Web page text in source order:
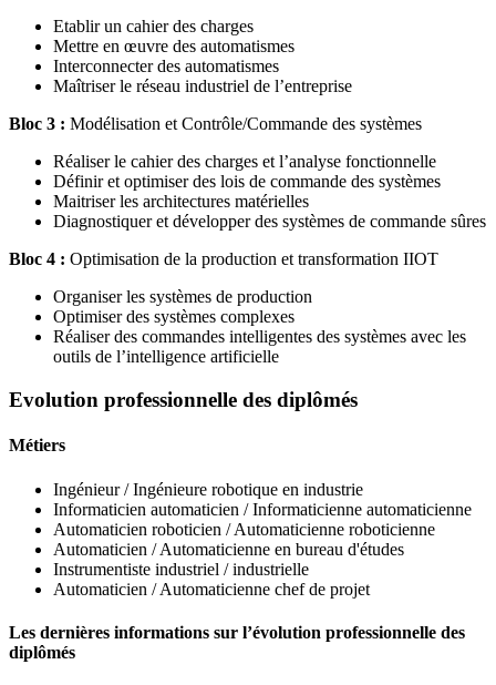
Etablir un cahier des charges
Mettre en œuvre des automatismes
Interconnecter des automatismes
Maîtriser le réseau industriel de l’entreprise
Bloc 3 : Modélisation et Contrôle/Commande des systèmes
Réaliser le cahier des charges et l’analyse fonctionnelle
Définir et optimiser des lois de commande des systèmes
Maitriser les architectures matérielles
Diagnostiquer et développer des systèmes de commande sûres
Bloc 4 : Optimisation de la production et transformation IIOT
Organiser les systèmes de production
Optimiser des systèmes complexes
Réaliser des commandes intelligentes des systèmes avec les
outils de l’intelligence artificielle
Evolution professionnelle des diplômés
Métiers
Ingénieur / Ingénieure robotique en industrie
Informaticien automaticien / Informaticienne automaticienne
Automaticien roboticien / Automaticienne roboticienne
Automaticien / Automaticienne en bureau d'études
Instrumentiste industriel / industrielle
Automaticien / Automaticienne chef de projet
Les dernières informations sur l’évolution professionnelle des
diplômés